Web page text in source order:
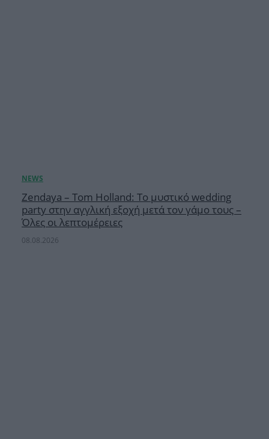
Zendaya – Tom Holland: Το μυστικό wedding
party στην αγγλική εξοχή μετά τον γάμο τους –
Όλες οι λεπτομέρειες
08.08.2026